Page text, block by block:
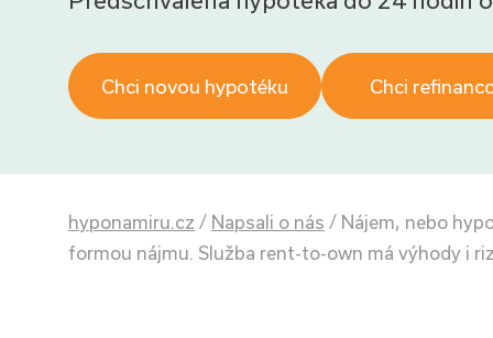
Chci novou hypotéku Chci
hyponamiru.cz / Napsali o nás / Nájem, nebo
formou nájmu. Služba rent-to-own má výhody i